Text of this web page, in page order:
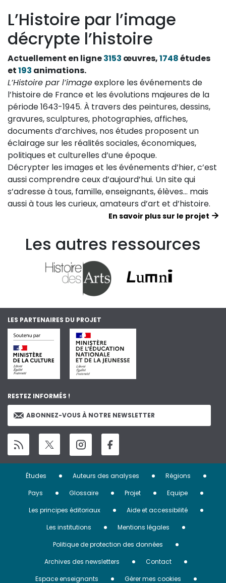
L’Histoire par l’image
décrypte l’histoire
Actuellement en ligne3153 œuvres,1748études
et193 animations.
L’Histoire par l’imageexplore les événements de
l’histoire de France et les évolutions majeures de la
période 1643-1945. À travers des peintures, dessins,
gravures, sculptures, photographies, affiches,
documents d’archives, nos études proposent un
éclairage sur les réalités sociales, économiques,
politiques et culturelles d’une époque.
Décrypter les images et les événements d’hier, c’est
aussi comprendre ceux d’aujourd’hui. Un site qui
s’adresse à tous, famille, enseignants, élèves… mais
aussi à tous les curieux, amateurs d’art et d’histoire.
En savoir plus sur le projet
Les autres ressources
LES PARTENAIRES DU PROJET
RESTEZ INFORMÉS !
ABONNEZ-VOUS À NOTRE NEWSLETTER
Menu
Pied
page
Études Auteurs des analyses
Régions
Pays
Glossaire Projet
Equipe
Les principes éditoriaux
Aide et accessibilité
Les institutions
Mentions légales
Politique de protection des données
Archives des newsletters
Contact
Espace enseignants
Gérer mes cookies